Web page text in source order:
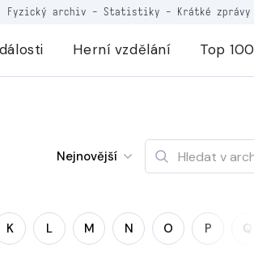
Fyzický archiv - Statistiky - Krátké zprávy
Herní vzdělání Top 100
Nejnovější
K L M N O P Q